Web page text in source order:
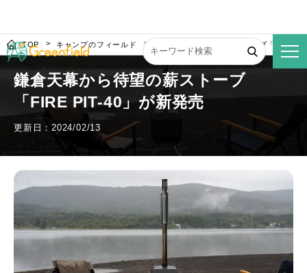
TOP キャンプのフィールド 鎌倉天幕から待望の薪ストーブ「FIRE
鎌倉天幕から待望の薪ストーブ
「FIRE PIT-40」が新発売
更新日：2024/02/13